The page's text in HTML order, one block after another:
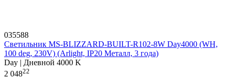
035588
Светильник MS-BLIZZARD-BUILT-R102-8W Day4000 (WH,
100 deg, 230V) (Arlight, IP20 Металл, 3 года)
Day | Дневной 4000 K
2 04822